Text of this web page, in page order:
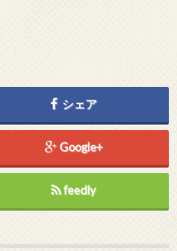
シェア
Google+
feedly